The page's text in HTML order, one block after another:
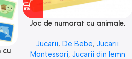
cu
Joc de numarat cu animale,
Jucarii, De Bebe, Jucarii
Montessori, Jucarii din lemn